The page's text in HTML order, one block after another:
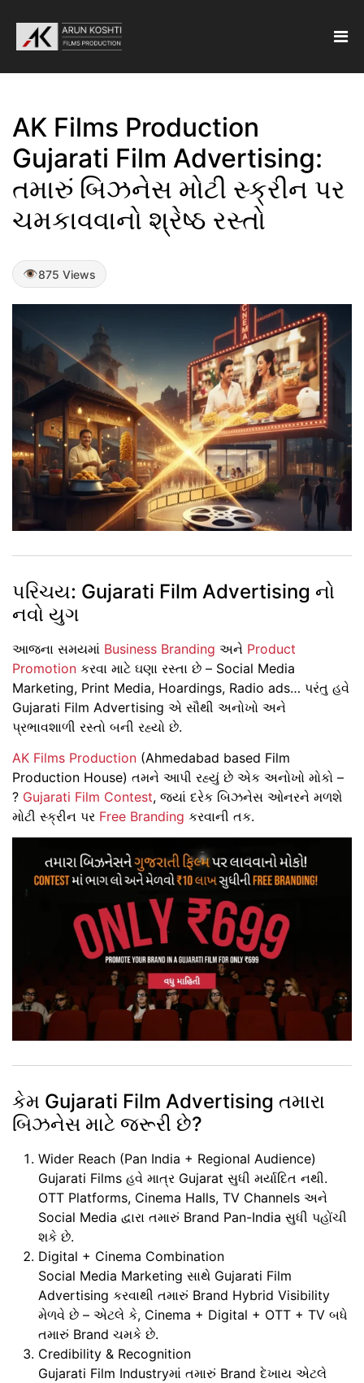
AK Films Production
Gujarati Film Advertising:
તમારું બિઝનેસ મોટી સ્ક્રીન પર
ચમકાવવાનો શ્રેષ્ઠ રસ્તો
875 Views
પરિચય: Gujarati Film Advertising નો
નવો યુગ
આજના સમયમાં Business Branding અને Product
Promotion કરવા માટે ઘણા રસ્તા છે – Social Media
Marketing, Print Media, Hoardings, Radio ads… પરંતુ હવે
Gujarati Film Advertising એ સૌથી અનોખો અને
પ્રભાવશાળી રસ્તો બની રહ્યો છે.
AK Films Production (Ahmedabad based Film
Production House) તમને આપી રહ્યું છે એક અનોખો મોકો –
? Gujarati Film Contest, જ્યાં દરેક બિઝનેસ ઓનરને મળશે
મોટી સ્ક્રીન પર Free Branding કરવાની તક.
કેમ Gujarati Film Advertising તમારા
બિઝનેસ માટે જરૂરી છે?
Wider Reach (Pan India + Regional Audience)
Gujarati Films હવે માત્ર Gujarat સુધી મર્યાદિત નથી.
OTT Platforms, Cinema Halls, TV Channels અને
Social Media દ્વારા તમારું Brand Pan-India સુધી પહોંચી
શકે છે.
Digital + Cinema Combination
Social Media Marketing સાથે Gujarati Film
Advertising કરવાથી તમારું Brand Hybrid Visibility
મેળવે છે – એટલે કે, Cinema + Digital + OTT + TV બધે
તમારું Brand ચમકે છે.
Credibility & Recognition
Gujarati Film Industryમાં તમારું Brand દેખાય એટલે